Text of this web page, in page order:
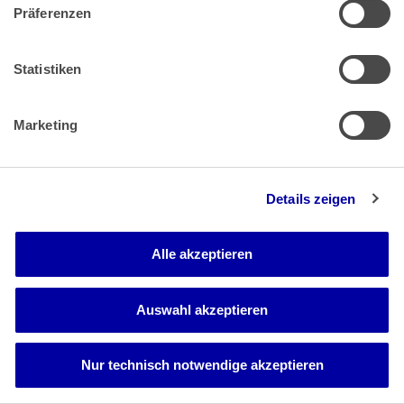
Präferenzen
Statistiken
Marketing
Details zeigen
Alle akzeptieren
Auswahl akzeptieren
Nur technisch notwendige akzeptieren
einem Revisionsverfahren nicht nachholen kann. Diese ist
erforderlich, da an der Vollständigkeit und Richtigkeit der
Zweifel bestehen, als das FA geltend gemacht hat, dass die
auf dem ersten Datenträger nachgereichten USt-IdNrn. der
oder im Leistungszeitpunkt ungültig gewesen seien.
Bundeskanzlerplatz 2